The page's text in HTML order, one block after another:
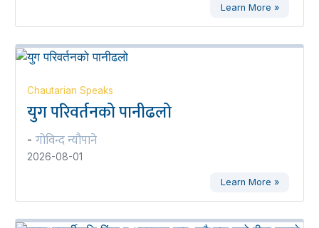
Learn More »
Chautarian Speaks
युग परिवर्तनको पानीढलो
- गोविन्द न्यौपाने
2026-08-01
Learn More »